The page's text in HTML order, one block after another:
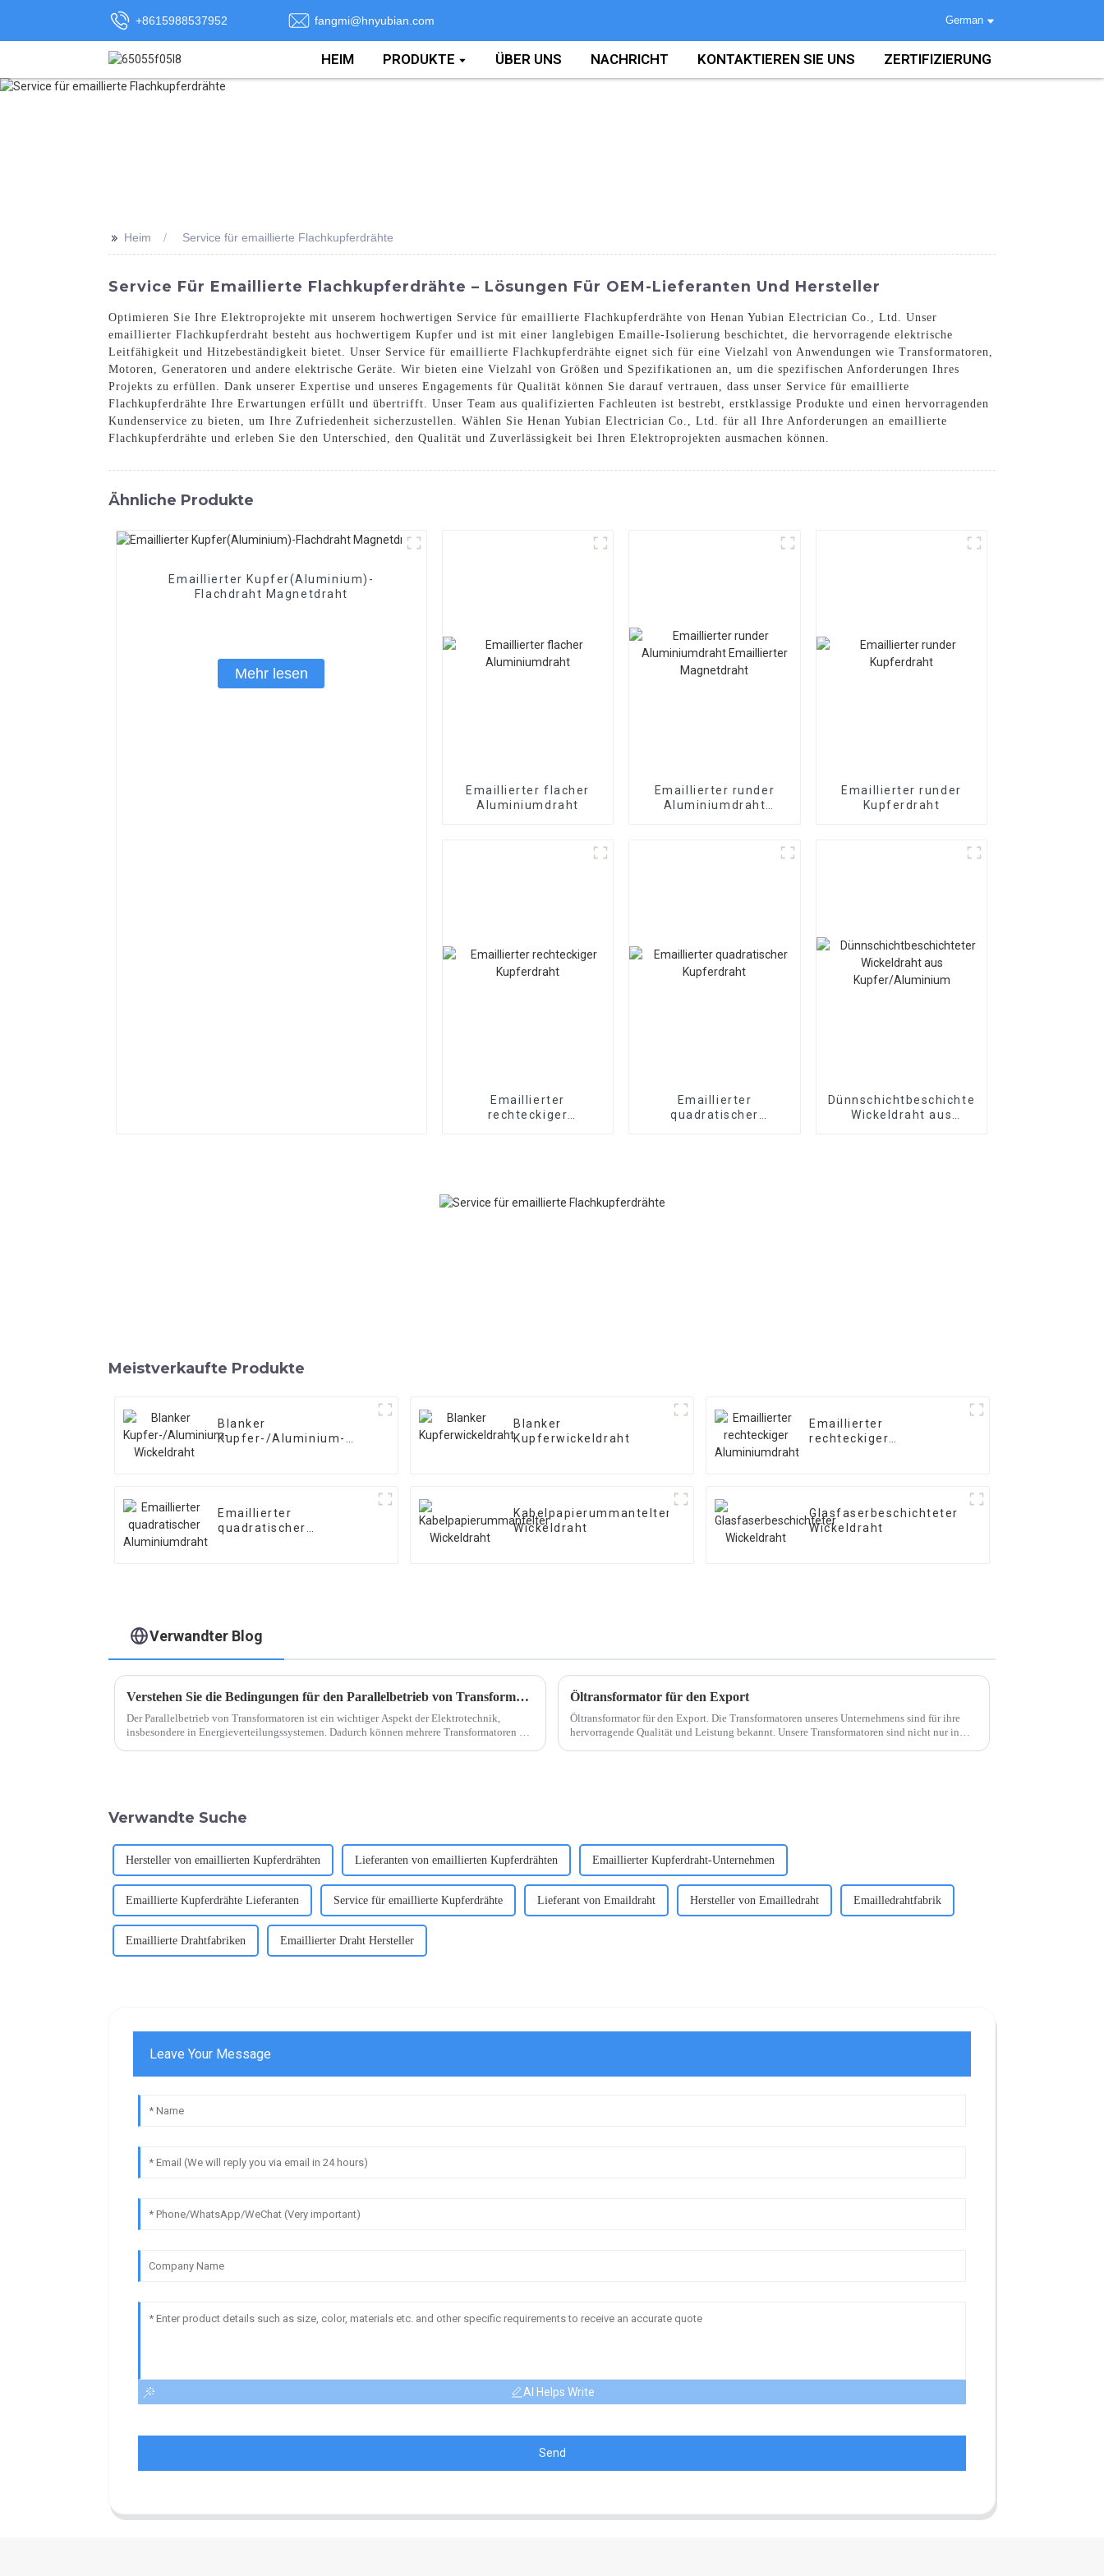
+8615988537952 fangmi@hnyubian.com German
HEIM PRODUKTE ÜBER UNS NACHRICHT KONTAKTIEREN SIE UNS ZERTIFIZIERUNG
>> Heim Service für emaillierte Flachkupferdrähte
Service Für Emaillierte Flachkupferdrähte – Lösungen Für OEM-Lieferanten Und Hersteller
Optimieren Sie Ihre Elektroprojekte mit unserem hochwertigen Service für emaillierte Flachkupferdrähte von Henan Yubian Electrician Co., Ltd. Unser
emaillierter Flachkupferdraht besteht aus hochwertigem Kupfer und ist mit einer langlebigen Emaille-Isolierung beschichtet, die hervorragende elektrische
Leitfähigkeit und Hitzebeständigkeit bietet. Unser Service für emaillierte Flachkupferdrähte eignet sich für eine Vielzahl von Anwendungen wie Transformatoren,
Motoren, Generatoren und andere elektrische Geräte. Wir bieten eine Vielzahl von Größen und Spezifikationen an, um die spezifischen Anforderungen Ihres
Projekts zu erfüllen. Dank unserer Expertise und unseres Engagements für Qualität können Sie darauf vertrauen, dass unser Service für emaillierte
Flachkupferdrähte Ihre Erwartungen erfüllt und übertrifft. Unser Team aus qualifizierten Fachleuten ist bestrebt, erstklassige Produkte und einen hervorragenden
Kundenservice zu bieten, um Ihre Zufriedenheit sicherzustellen. Wählen Sie Henan Yubian Electrician Co., Ltd. für all Ihre Anforderungen an emaillierte
Flachkupferdrähte und erleben Sie den Unterschied, den Qualität und Zuverlässigkeit bei Ihren Elektroprojekten ausmachen können.
Ähnliche Produkte
Emaillierter Kupfer(Aluminium)-
Flachdraht Magnetdraht
Mehr lesen
Emaillierter flacher
Aluminiumdraht
Emaillierter runder
Aluminiumdraht
Emaillierter runder
Kupferdraht
Emaillierter
rechteckiger
Emaillierter
quadratischer
Dünnschichtbeschichteter
Wickeldraht aus
Meistverkaufte Produkte
Blanker
Kupfer-/Aluminium-
Blanker
Kupferwickeldraht
Emaillierter
rechteckiger
Emaillierter
quadratischer
Kabelpapierummantelter
Wickeldraht
Glasfaserbeschichteter
Wickeldraht
Verwandter Blog
Verstehen Sie die Bedingungen für den Parallelbetrieb von Transformatoren
Der Parallelbetrieb von Transformatoren ist ein wichtiger Aspekt der Elektrotechnik,
insbesondere in Energieverteilungssystemen. Dadurch können mehrere Transformatoren die
Öltransformator für den Export
Öltransformator für den Export. Die Transformatoren unseres Unternehmens sind für ihre
hervorragende Qualität und Leistung bekannt. Unsere Transformatoren sind nicht nur in
Verwandte Suche
Hersteller von emaillierten Kupferdrähten Lieferanten von emaillierten Kupferdrähten Emaillierter Kupferdraht-Unternehmen
Emaillierte Kupferdrähte Lieferanten Service für emaillierte Kupferdrähte Lieferant von Emaildraht Hersteller von Emailledraht Emailledrahtfabrik
Emaillierte Drahtfabriken Emaillierter Draht Hersteller
Leave Your Message
AI Helps Write
Send